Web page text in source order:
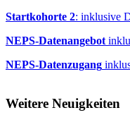
Startkohorte 2: inklusive
NEPS-Datenangebot
NEPS-Datenzugang
Weitere Neuigkeiten